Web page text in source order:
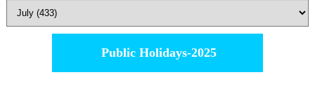
Public Holidays-2025